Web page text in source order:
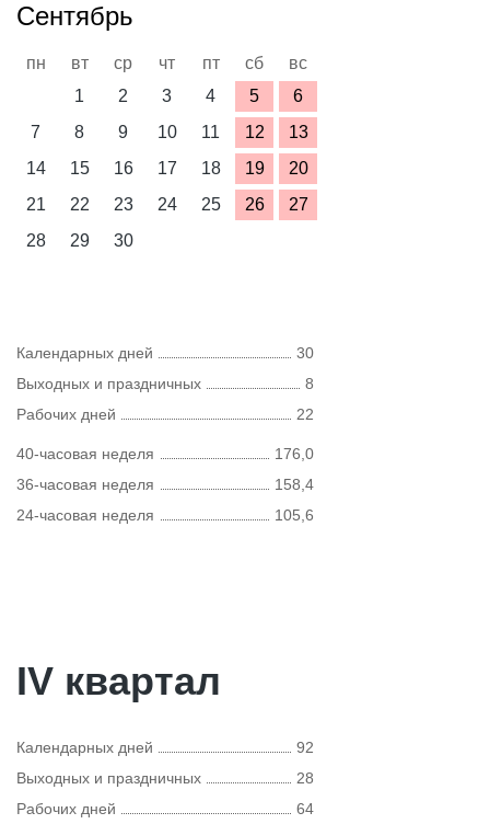
Сентябрь
пн вт ср чт пт сб
вс
1
2 3 4 5
6
7
8 9 10 11 12
13
14
15 16 17 18 19
20
21
22 23 24 25 26
27
28
29 30
Календарных дней
30
Выходных и праздничных
8
Рабочих дней
22
40-часовая неделя
176,0
36-часовая неделя
158,4
24-часовая неделя
105,6
IV квартал
Календарных дней
92
Выходных и праздничных
28
Рабочих дней
64